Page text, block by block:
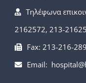
Τηλέφωνα
2162572, 213-
Fax: 213-216-
Email: